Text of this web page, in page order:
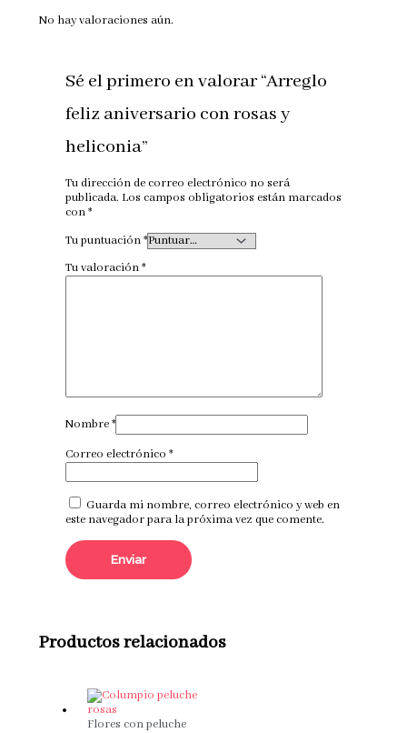
No hay valoraciones aún.
Sé el primero en valorar “Arreglo
feliz aniversario con rosas y
heliconia”
Tu dirección de correo electrónico no será
publicada. Los campos obligatorios están marcados
con*
Tu puntuación*
Tu valoración*
Nombre*
Correo electrónico *
Guarda mi nombre, correo electrónico y web en
este navegador para la próxima vez que comente.
Productos relacionados
Flores con peluche